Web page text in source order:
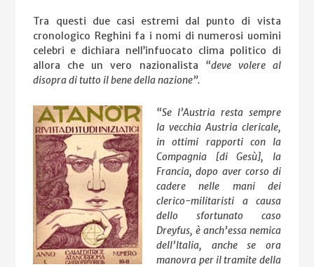
Tra questi due casi estremi dal punto di vista
cronologico Reghini fa i nomi di numerosi uomini
celebri e dichiara nell’infuocato clima politico di
allora che un vero nazionalista “deve volere al
disopra di tutto il bene della nazione”.
“Se l’Austria resta sempre
la vecchia Austria clericale,
in ottimi rapporti con la
Compagnia [di Gesù], la
Francia, dopo aver corso di
cadere nelle mani dei
clerico-militaristi a causa
dello sfortunato caso
Dreyfus, è anch’essa nemica
dell’Italia, anche se ora
manovra per il tramite della